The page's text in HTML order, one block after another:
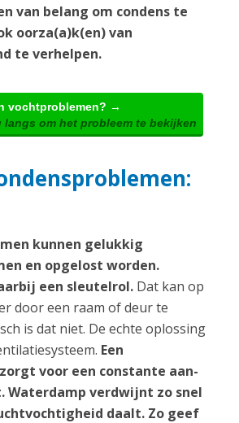
van belang om condens te
oorza(a)k(en) van
te verhelpen.
vochtproblemen? →
om het probleem te bekijken
kunnen gelukkig
en opgelost worden.
een sleutelrol. Dat kan op
door een raam of deur te
is dat niet. De echte oplossing
Een
voor een constante aan-
Waterdamp verdwijnt zo snel
daalt. Zo geef